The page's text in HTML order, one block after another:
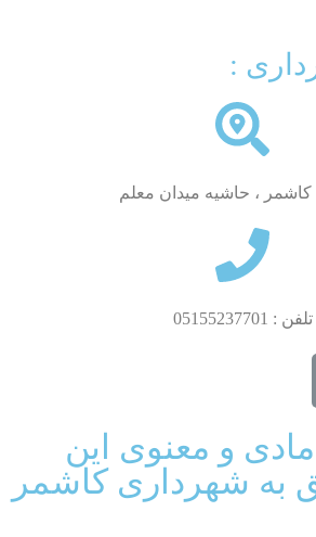
میدان معلم
این
کاشمر